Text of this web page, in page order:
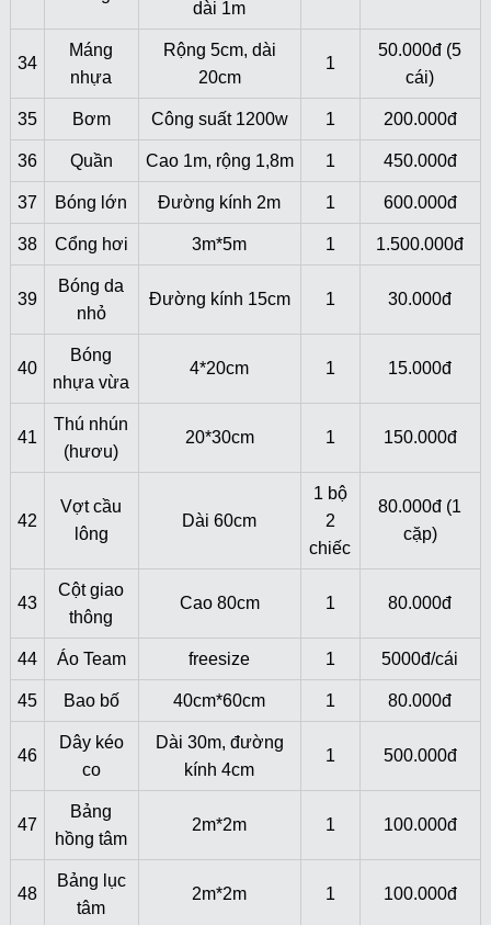
dài 1m
34
Máng
nhựa
Rộng 5cm, dài
20cm
1
50.000đ (5
cái)
35 Bơm Công suất 1200w 1 200.000đ
36 Quần Cao 1m, rộng 1,8m 1 450.000đ
37 Bóng lớn Đường kính 2m 1 600.000đ
38 Cổng hơi 3m*5m 1 1.500.000đ
39
Bóng da
nhỏ
Đường kính 15cm 1 30.000đ
40
Bóng
nhựa vừa
4*20cm 1 15.000đ
41
Thú nhún
(hươu)
20*30cm 1 150.000đ
42
Vợt cầu
lông
Dài 60cm
1 bộ
2
chiếc
80.000đ (1
cặp)
43
Cột giao
thông
Cao 80cm 1 80.000đ
44 Áo Team freesize 1 5000đ/cái
45 Bao bố 40cm*60cm 1 80.000đ
46
Dây kéo
co
Dài 30m, đường
kính 4cm
1 500.000đ
47
Bảng
hồng tâm
2m*2m 1 100.000đ
48
Bảng lục
tâm
2m*2m 1 100.000đ